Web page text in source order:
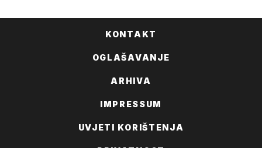
KONTAKT
OGLAŠAVANJE
ARHIVA
IMPRESSUM
UVJETI KORIŠTENJA